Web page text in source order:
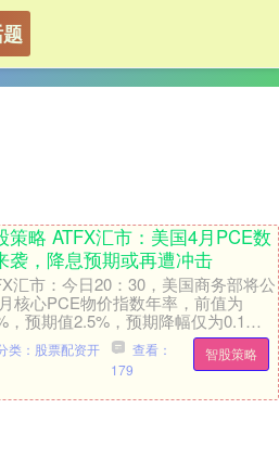
策略 ATFX汇市：美国4月PCE数
袭，降息预期或再遭冲击
汇市：今日20：30，美国商务部将公
核心PCE物价指数年率，前值为
，预期值2.5%，预期降幅仅为0.1个
点。但是，3月份PCE数据刚经....
智股策略
类：股票配资开
查看：
179